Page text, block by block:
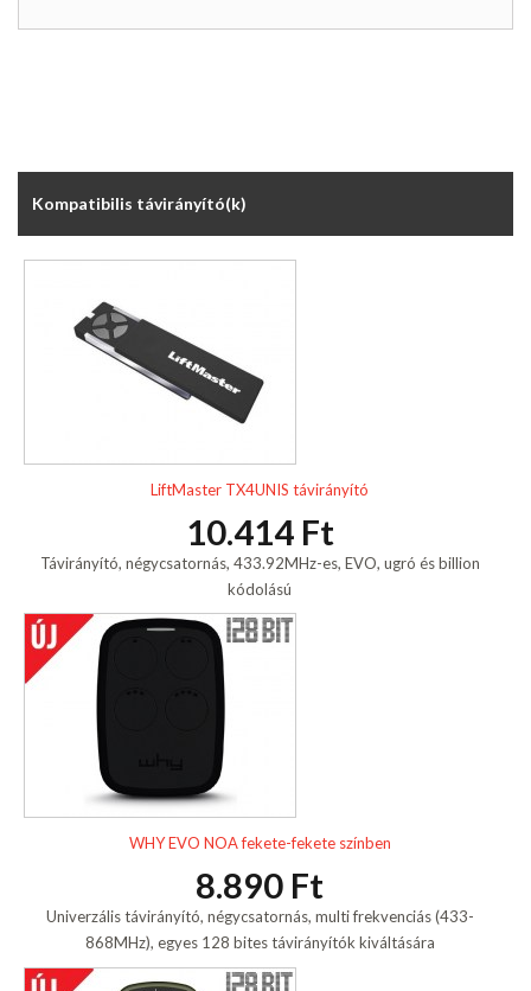
Kompatibilis távirányító(k)
LiftMaster TX4UNIS távirányító
10.414 Ft
Távirányító, négycsatornás, 433.92MHz-es, EVO, ugró és billion
kódolású
WHY EVO NOA fekete-fekete színben
8.890 Ft
Univerzális távirányító, négycsatornás, multi frekvenciás (433-
868MHz), egyes 128 bites távirányítók kiváltására